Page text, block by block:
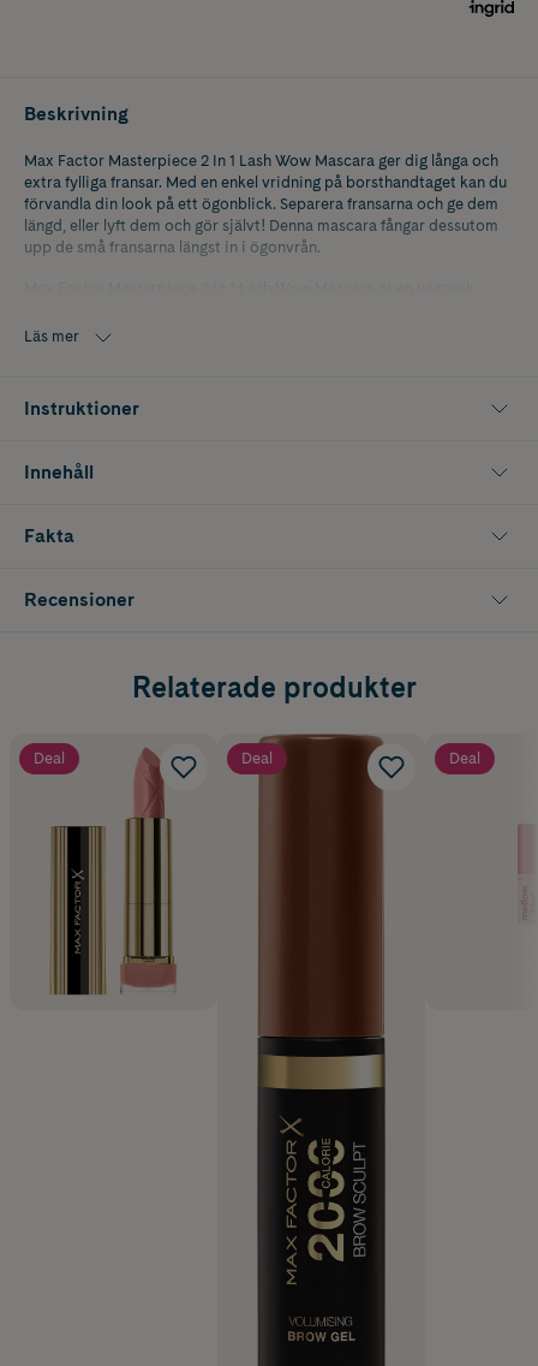
Beskrivning
Max Factor Masterpiece 2 In 1 Lash Wow Mascara ger dig långa och
extra fylliga fransar. Med en enkel vridning på borsthandtaget kan du
förvandla din look på ett ögonblick. Separera fransarna och ge dem
längd, eller lyft dem och gör självt! Denna mascara fångar dessutom
upp de små fransarna längst in i ögonvrån.
fransarna. Den är enkel att använda och sitter kvar där den ska från
Läs mer
Instruktioner
Innehåll
Fakta
Recensioner
Relaterade produkter
Deal Deal Deal